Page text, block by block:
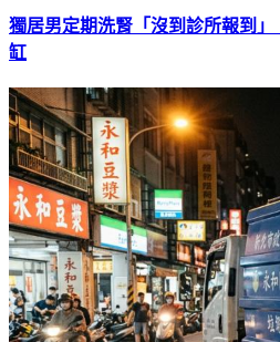
獨居男定期洗腎「沒到診所報到
缸